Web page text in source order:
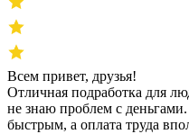
Всем привет, друзья!
Отличная подработка для
не знаю проблем с
быстрым, а оплата труда